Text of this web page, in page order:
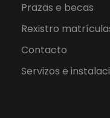
Prazas e becas
Rexistro
Contacto
Servizos e